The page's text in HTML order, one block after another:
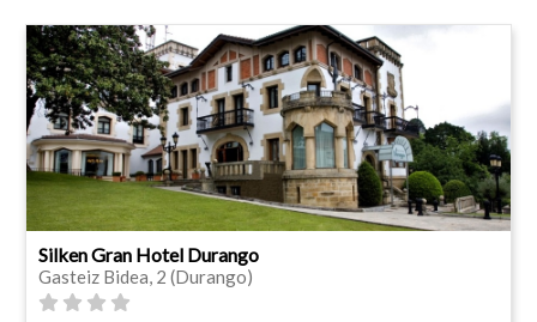
Silken Gran Hotel Durango
Gasteiz Bidea, 2 (Durango)